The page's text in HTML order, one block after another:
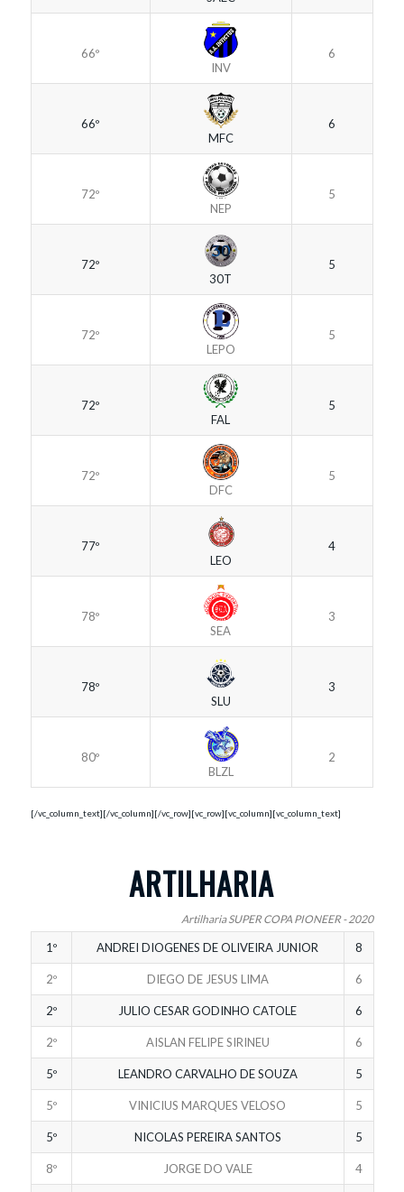
66º
INV
6
66º
MFC
6
72º
NEP
5
72º
30T
5
72º
LEPO
5
72º
FAL
5
72º
DFC
5
77º
LEO
4
78º
SEA
3
78º
SLU
3
80º
BLZL
2
[/vc_column_text][/vc_column][/vc_row][vc_row][vc_column][vc_column_text]
ARTILHARIA
Artilharia SUPER COPA PIONEER - 2020
1º ANDREI DIOGENES DE OLIVEIRA JUNIOR 8
2º DIEGO DE JESUS LIMA 6
2º JULIO CESAR GODINHO CATOLE 6
2º AISLAN FELIPE SIRINEU 6
5º LEANDRO CARVALHO DE SOUZA 5
5º VINICIUS MARQUES VELOSO 5
5º NICOLAS PEREIRA SANTOS 5
8º JORGE DO VALE 4